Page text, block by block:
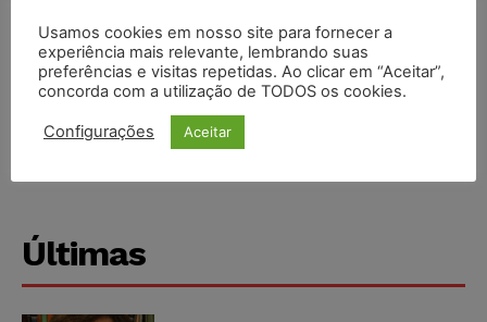
Últimas
Usamos cookies em nosso site para fornecer a
experiência mais relevante, lembrando suas
preferências e visitas repetidas. Ao clicar em “Aceitar”,
concorda com a utilização de TODOS os cookies.
Configurações Aceitar